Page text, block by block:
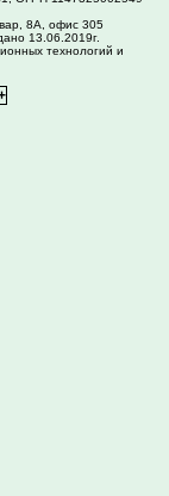
8А, офис 305
13.06.2019г.
технологий и